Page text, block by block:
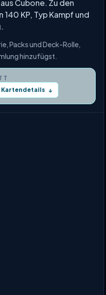
Cubone. Zu den
KP, Typ Kampf und
Packs und Deck-Rolle,
hinzufügst.
Kartendetails ↓